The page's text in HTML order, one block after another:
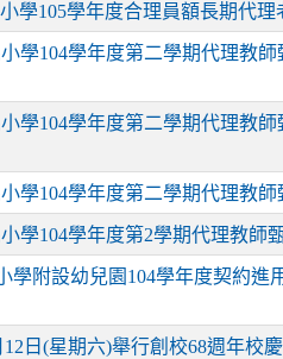
學105學年度合理員額長期代理
學104學年度第二學期代理教師
學104學年度第二學期代理教師
學104學年度第二學期代理教師
學104學年度第2學期代理教師
學附設幼兒園104學年度契約進
日(星期六)舉行創校68週年校